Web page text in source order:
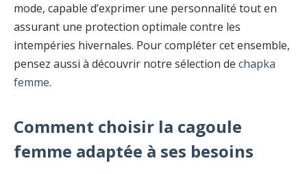
mode, capable d’exprimer une personnalité tout en
assurant une protection optimale contre les
intempéries hivernales. Pour compléter cet ensemble,
pensez aussi à découvrir notre sélection de chapka
femme.
Comment choisir la cagoule
femme adaptée à ses besoins